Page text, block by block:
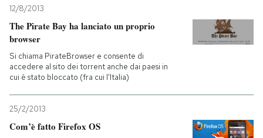
AREA PERSONALE
Entra
12/8/2013
The Pirate Bay ha lanciato un proprio
browser
Si chiama PirateBrowser e consente di
accedere al sito dei torrent anche dai paesi in
cui è stato bloccato (fra cui l'Italia)
25/2/2013
Com’è fatto Firefox OS